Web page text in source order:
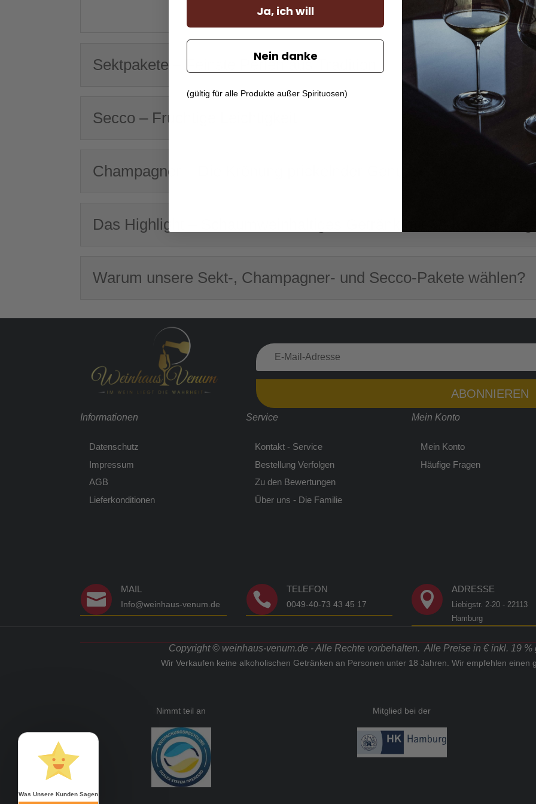
Sektpakete – Feinste Perlen aus Tradition
Secco – Fruchtige Leichtigkeit
Champagner – Die Krönung prickelnder Genüsse
Das Highlight – Schaumweinhaltiges Getränk mit 22-Karat-
Warum unsere Sekt-, Champagner- und Secco-Pakete wählen?
ABONNIEREN
Informationen
Datenschutz
Impressum
AGB
Lieferkonditionen
Service
Kontakt - Service
Bestellung Verfolgen
Zu den Bewertungen
Über uns - Die Familie
Mein Konto
Mein Konto
Häufige Fragen

MAIL
Info@weinhaus-venum.de 
TELEFON
0049-40-73 43 45 17 
ADRESSE
Liebigstr. 2-20 - 22113
Hamburg
Copyright © weinhaus-venum.de - Alle Rechte vorbehalten. Alle Preise in € inkl. 19 %
Wir Verkaufen keine alkoholischen Getränken an Personen unter 18 Jahren. Wir empfehlen einen
Nimmt teil an Mitglied bei der
Was Unsere Kunden Sagen
Ja, ich will
Nein danke
(gültig für alle Produkte außer Spirituosen)